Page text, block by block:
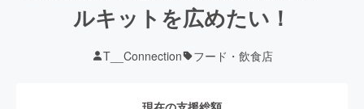
ルキットを広めたい！
T__Connection フード・飲食店